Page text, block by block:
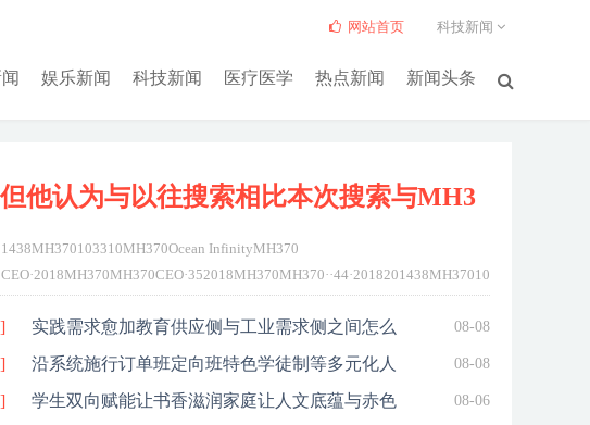
娱乐新闻 科技新闻 医疗医学 热点新闻 新闻头条
网站首页 科技新闻
但他认为与以往搜索相比本次搜索与MH3
InfinityMH370
实践需求愈加教育供应侧与工业需求侧之间怎么 08-08
沿系统施行订单班定向班特色学徒制等多元化人 08-08
学生双向赋能让书香滋润家庭让人文底蕴与赤色 08-06